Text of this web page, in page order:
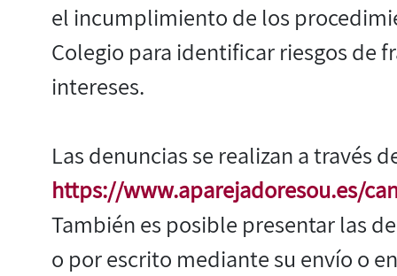
el incumplimiento de los
Colegio para identificar riesgos de
intereses.
Las denuncias se realizan a través
https://www.aparejadoresou.es/
También es posible presentar las
o por escrito mediante su envío o